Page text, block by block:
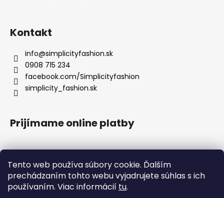
Tento web používa súbory cookie. Ďalším
prechádzaním tohto webu vyjadrujete súhlas s ich
používaním. Viac informácií tu.
Kontakt
info@simplicityfashion.sk
0908 715 234
facebook.com/Simplicityfashion
simplicity_fashion.sk
Prijímame online platby
Facebook